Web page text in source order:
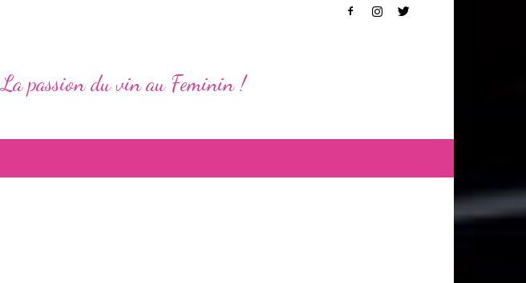
La passion du vin au Feminin !